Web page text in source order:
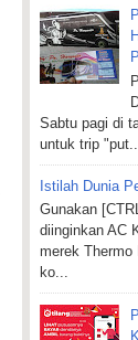
Sabtu pagi di
untuk trip "put...
Istilah Dunia
Gunakan
diinginkan AC
merek Thermo
ko...